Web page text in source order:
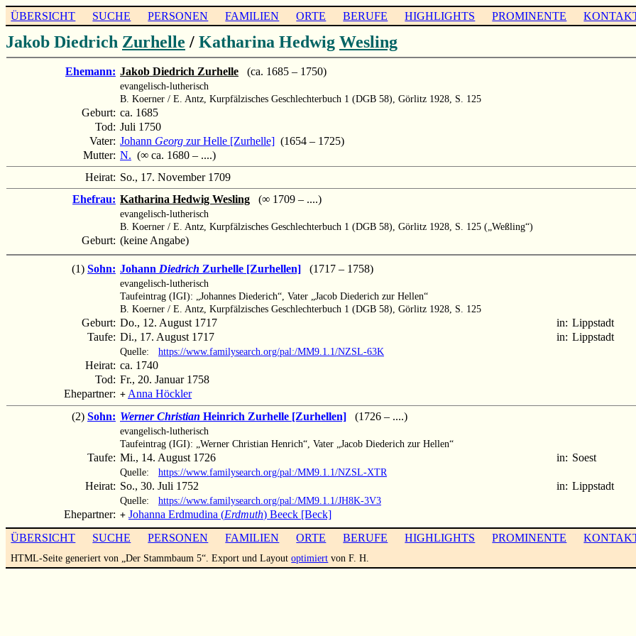
ÜBERSICHT SUCHE PERSONEN FAMILIEN ORTE BERUFE HIGHLIGHTS PROMINENTE
Jakob Diedrich Zurhelle / Katharina Hedwig Wesling
Ehemann: Jakob Diedrich Zurhelle (ca. 1685 – 1750)
evangelisch-lutherisch
B. Koerner / E. Antz, Kurpfälzisches Geschlechterbuch 1 (DGB 58), Görlitz 1928, S. 125
Geburt: ca. 1685
Tod: Juli 1750
Vater: Johann Georg zur Helle [Zurhelle] (1654 – 1725)
Mutter: N. (∞ ca. 1680 – ....)
Heirat: So., 17. November 1709
Ehefrau: Katharina Hedwig Wesling (∞ 1709 – ....)
evangelisch-lutherisch
B. Koerner / E. Antz, Kurpfälzisches Geschlechterbuch 1 (DGB 58), Görlitz 1928, S. 125 („Weßling“)
Geburt: (keine Angabe)
(1) Sohn: Johann Diedrich Zurhelle [Zurhellen] (1717 – 1758)
evangelisch-lutherisch
Taufeintrag (IGI): „Johannes Diederich“, Vater „Jacob Diederich zur Hellen“
B. Koerner / E. Antz, Kurpfälzisches Geschlechterbuch 1 (DGB 58), Görlitz 1928, S. 125
Geburt: Do., 12. August 1717 in: Lippstadt
Taufe: Di., 17. August 1717 in: Lippstadt
Quelle: https://www.familysearch.org/pal:/MM9.1.1/NZSL-63K
Heirat: ca. 1740
Tod: Fr., 20. Januar 1758
Ehepartner: + Anna Höckler
(2) Sohn: Werner Christian Heinrich Zurhelle [Zurhellen] (1726 – ....)
evangelisch-lutherisch
Taufeintrag (IGI): „Werner Christian Henrich“, Vater „Jacob Diederich zur Hellen“
Taufe: Mi., 14. August 1726 in: Soest
Quelle: https://www.familysearch.org/pal:/MM9.1.1/NZSL-XTR
Heirat: So., 30. Juli 1752 in: Lippstadt
Quelle: https://www.familysearch.org/pal:/MM9.1.1/JH8K-3V3
Ehepartner: + Johanna Erdmudina (Erdmuth) Beeck [Beck]
ÜBERSICHT
SUCHE PERSONEN FAMILIEN ORTE BERUFE HIGHLIGHTS PROMINENTE
HTML-Seite generiert von „Der Stammbaum 5“. Export und Layoutoptimiert von F. H.